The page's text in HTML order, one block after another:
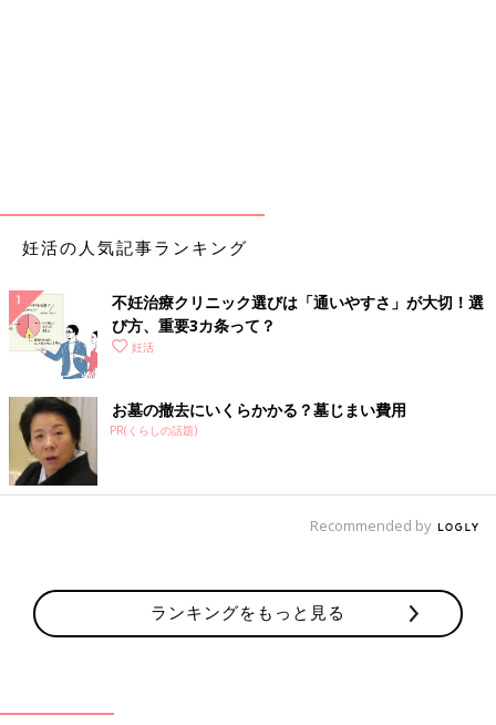
妊活の人気記事ランキング
不妊治療クリニック選びは「通いやすさ」が大切！選
び方、重要3カ条って？
妊活
お墓の撤去にいくらかかる？墓じまい費用
PR(くらしの話題)
Recommended by
ランキングをもっと見る